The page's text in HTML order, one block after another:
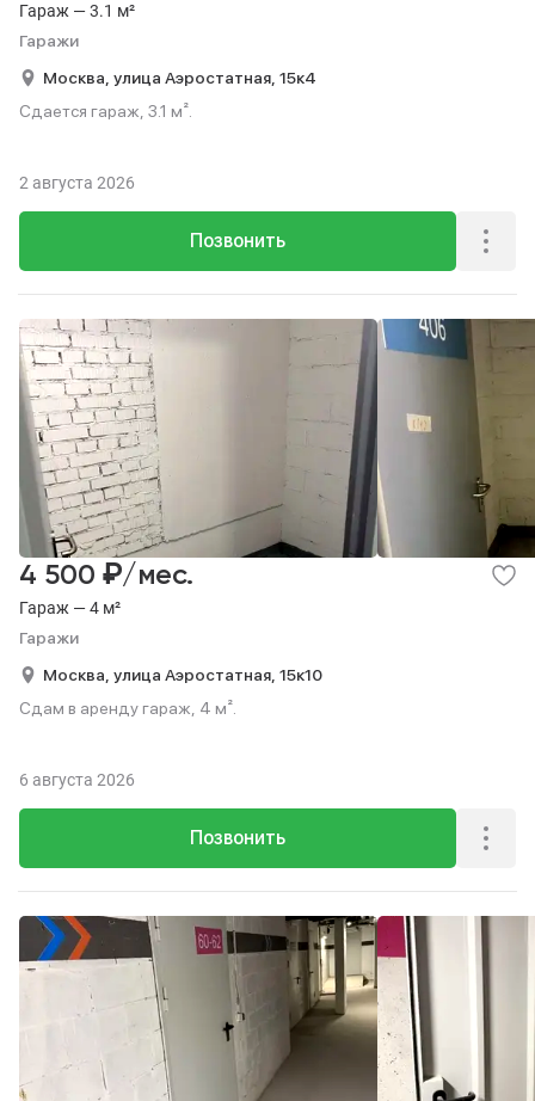
Гараж — 3.1 м²
Гаражи
Москва, улица Аэростатная, 15к4
Сдается гараж, 3.1 м².
Позвонить
2 августа 2026
Гараж — 4 м²
Гаражи
4 500 ₽/мес.
Москва, улица Аэростатная, 15к10
Сдам в аренду гараж, 4 м².
Позвонить
6 августа 2026